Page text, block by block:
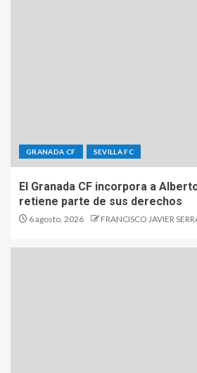
GRANADA CF SEVILLA FC
El Granada CF incorpora a
retiene parte de sus derechos
6 agosto, 2026 FRANCISCO JAVIER